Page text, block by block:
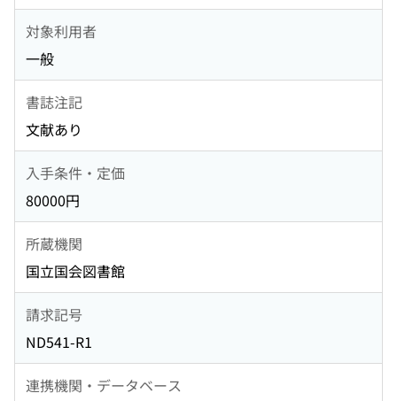
対象利用者
一般
書誌注記
文献あり
入手条件・定価
80000円
所蔵機関
国立国会図書館
請求記号
ND541-R1
連携機関・データベース